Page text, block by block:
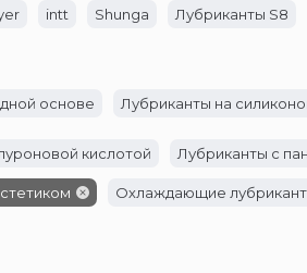
intt Shunga Лубриканты S8
основе Лубриканты на
кислотой Лубриканты с
Охлаждающие